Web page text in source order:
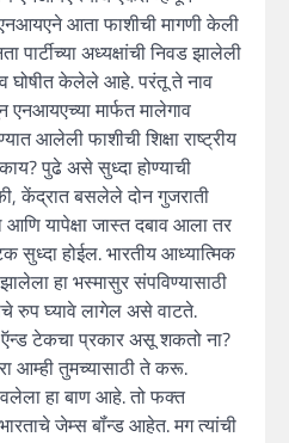
आता फाशीची मागणी केली
अध्यक्षांची निवड झालेली
घोषीत केलेले आहे. परंतू ते नाव
एनआयएच्या मार्फत मालेगाव
आलेली फाशीची शिक्षा राष्ट्रीय
पुढे असे सुध्दा होण्याची
केंद्रात बसलेले दोन गुजराती
यापेक्षा जास्त दबाव आला तर
सुध्दा होईल. भारतीय आध्यात्मिक
हा भस्मासुर संपविण्यासाठी
रुप घ्यावे लागेल असे वाटते.
टेकचा प्रकार असू शकतो ना?
आम्ही तुमच्यासाठी ते करू.
हा बाण आहे. तो फक्त
जेम्स बॉंन्ड आहेत. मग त्यांची